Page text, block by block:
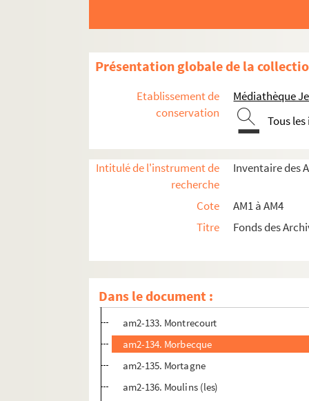
Présentation globale de la
Etablissement de
conservation
Médiathèque
Tous
Intitulé de l'instrument de
recherche
Inventaire des
Cote
AM1 à AM4
Titre
Fonds des
Dans le document :
am2-121. Marchiennes
am2-123. Maretz
am2-125. Masnieres
am2-126. Masny
am2-130. Monchy-le-Preux
am2-131. Mons-en-Pévèle
am2-132. Montay
am2-133. Montrecourt
am2-134. Morbecque
am2-135. Mortagne
am2-136. Moulins (les)